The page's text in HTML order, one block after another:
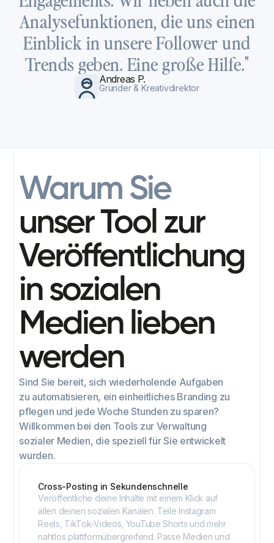
Analysefunktionen, die uns einen
Einblick in unsere Follower und
Trends geben. Eine große Hilfe."
Andreas P.
Gründer & Kreativdirektor
Warum Sie
unser Tool zur
Veröffentlichung
in sozialen
Medien lieben
werden
Sind Sie bereit, sich wiederholende Aufgaben
zu automatisieren, ein einheitliches Branding zu
pflegen und jede Woche Stunden zu sparen?
Willkommen bei den Tools zur Verwaltung
sozialer Medien, die speziell für Sie entwickelt
wurden.
Cross-Posting in Sekundenschnelle
Veröffentliche deine Inhalte mit einem Klick auf
allen deinen sozialen Kanälen. Teile Instagram
Reels, TikTok-Videos, YouTube Shorts und mehr
nahtlos plattformübergreifend. Passe Medien und